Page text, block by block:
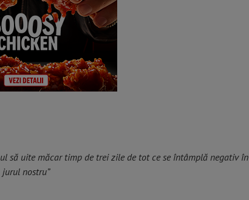
să uite măcar timp de trei zile de tot ce se întâmplă negativ în
jurul nostru”